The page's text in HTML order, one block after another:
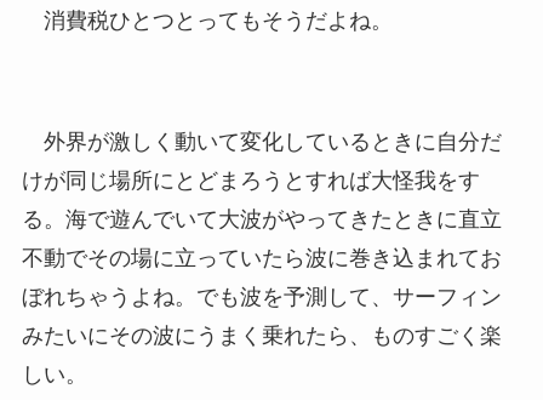
消費税ひとつとってもそうだよね。
外界が激しく動いて変化しているときに自分だ
けが同じ場所にとどまろうとすれば大怪我をす
る。海で遊んでいて大波がやってきたときに直立
不動でその場に立っていたら波に巻き込まれてお
ぼれちゃうよね。でも波を予測して、サーフィン
みたいにその波にうまく乗れたら、ものすごく楽
しい。